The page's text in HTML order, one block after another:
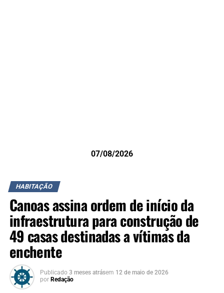
07/08/2026
HABITAÇÃO
Canoas assina ordem de início da
infraestrutura para construção de
49 casas destinadas a vítimas da
enchente
Publicado 3 meses atrásem 12 de maio de 2026
por Redação